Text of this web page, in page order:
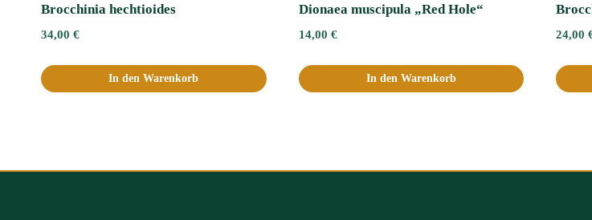
Brocchinia hechtioides
34,00 €
In den Warenkorb
Dionaea muscipula „Red Hole“
14,00 €
In den Warenkorb
24,00